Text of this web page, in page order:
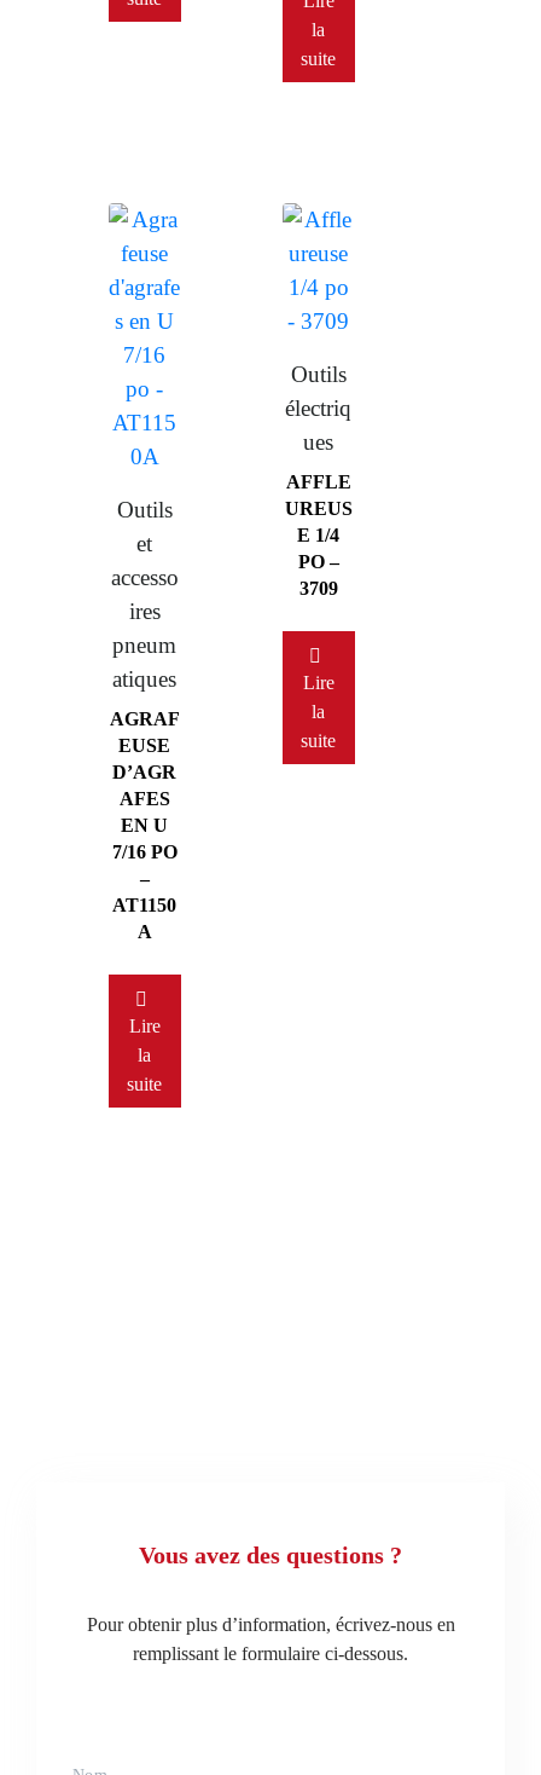
la
suite
Outils
et
accesso
ires
pneum
atiques
AGRAF
EUSE
D’AGR
AFES
EN U
7/16 PO
–
AT1150
A
Lire
la
suite
Outils
électriq
ues
AFFLE
UREUS
E 1/4
PO –
3709
Lire
la
suite
Vous avez des questions ?
Pour obtenir plus d’information, écrivez-nous en
remplissant le formulaire ci-dessous.